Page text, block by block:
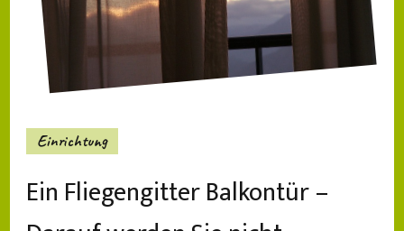
Einrichtung
Ein Fliegengitter Balkontür –